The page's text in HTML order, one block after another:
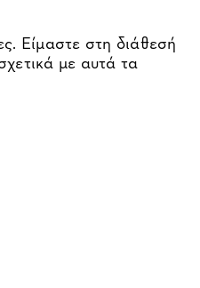
Είμαστε στη διάθεσή
με αυτά τα